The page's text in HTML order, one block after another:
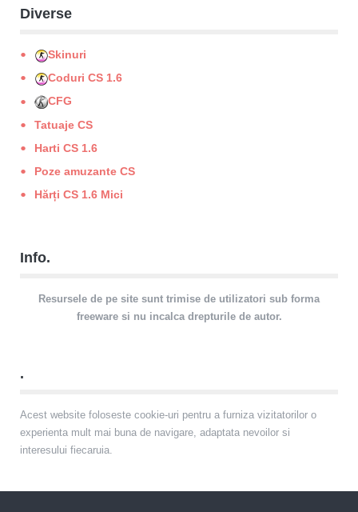
Diverse
Skinuri
Coduri CS 1.6
CFG
Tatuaje CS
Harti CS 1.6
Poze amuzante CS
Hărți CS 1.6 Mici
Info.
Resursele de pe site sunt trimise de utilizatori sub forma
freeware si nu incalca drepturile de autor.
.
Acest website foloseste cookie-uri pentru a furniza vizitatorilor o
experienta mult mai buna de navigare, adaptata nevoilor si
interesului fiecaruia.